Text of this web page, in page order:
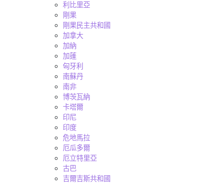
利比里亞
剛果
剛果民主共和國
加拿大
加納
加蓬
匈牙利
南蘇丹
南非
博茨瓦納
卡塔爾
印尼
印度
危地馬拉
厄瓜多爾
厄立特里亞
古巴
吉爾吉斯共和國